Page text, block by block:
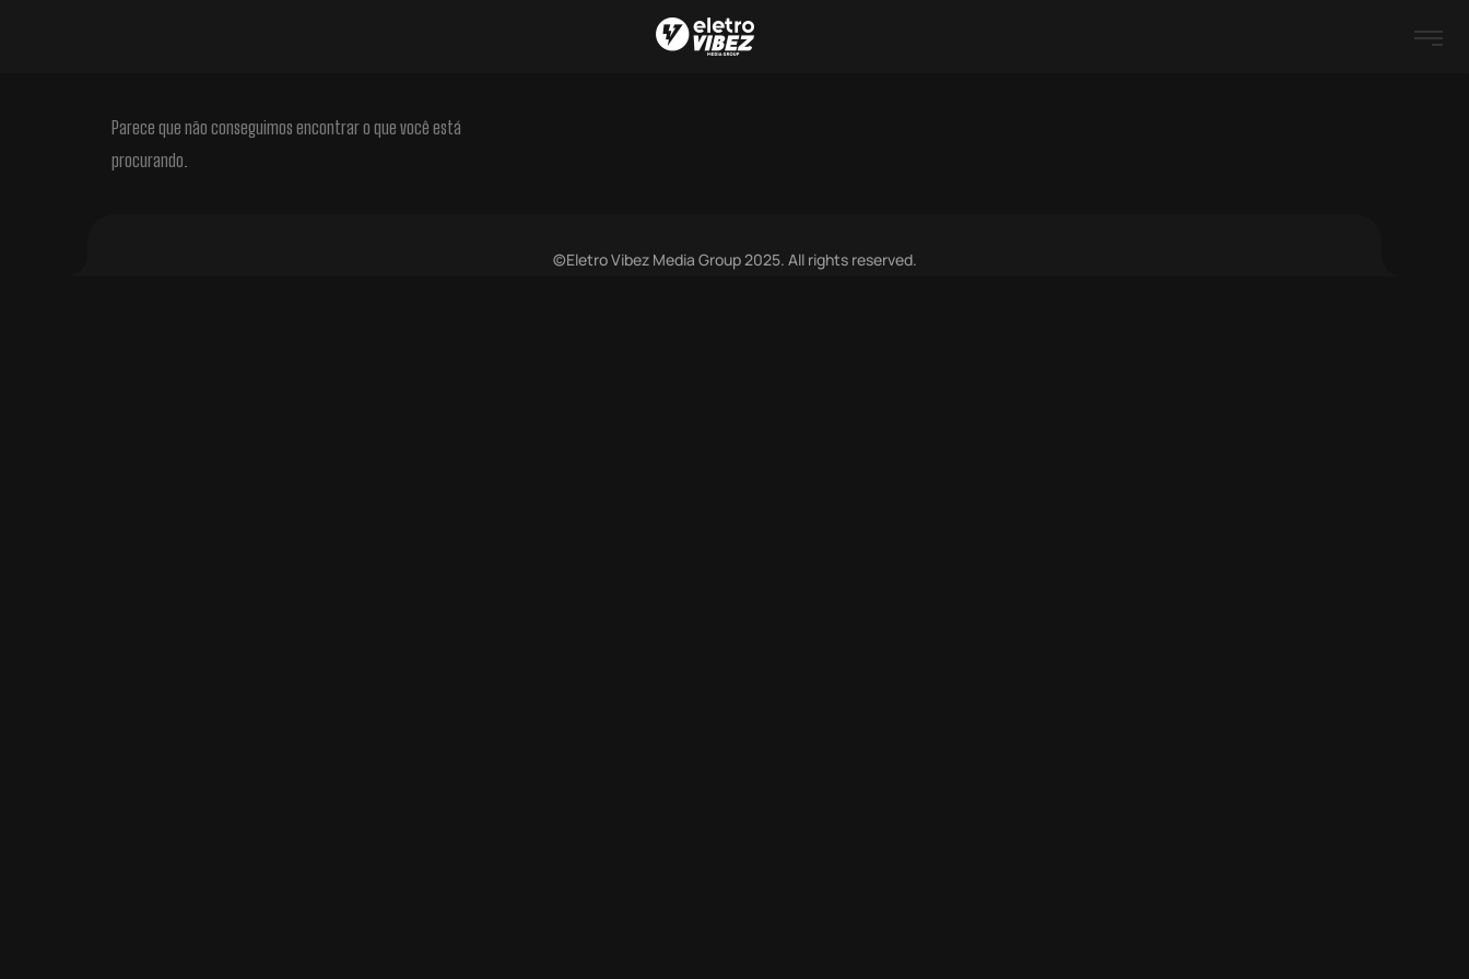
Parece que não conseguimos encontrar o que você está
procurando.
©Eletro Vibez Media Group 2025. All rights reserved.